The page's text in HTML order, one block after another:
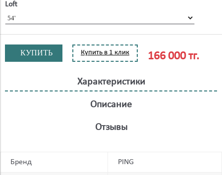
Loft
КУПИТЬ Купить в 1 клик 166 000 тг.
Характеристики
Описание
Отзывы
Бренд PING